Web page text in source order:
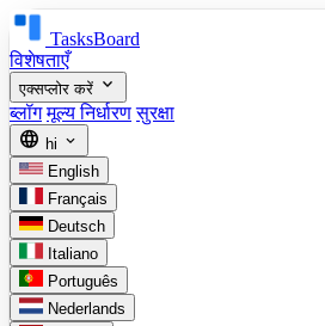
TasksBoard
विशेषताएँ
एक्सप्लोर करें expand_more
ब्लॉग मूल्य निर्धारण सुरक्षा
language hi expand_more
English
Français
Deutsch
Italiano
Português
Nederlands